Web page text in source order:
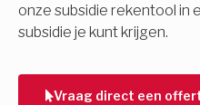
onze subsidie rekentool in
subsidie je kunt krijgen.
Vraag direct een